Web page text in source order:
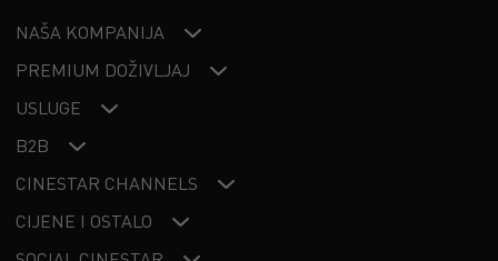
NAŠA KOMPANIJA
PREMIUM DOŽIVLJAJ
USLUGE
B2B
CINESTAR CHANNELS
CIJENE I OSTALO